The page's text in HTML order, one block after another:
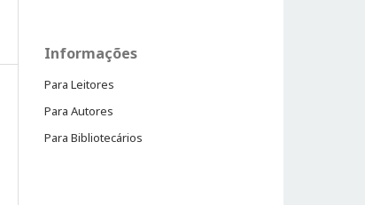
Informações
Para Leitores
Para Autores
Para Bibliotecários